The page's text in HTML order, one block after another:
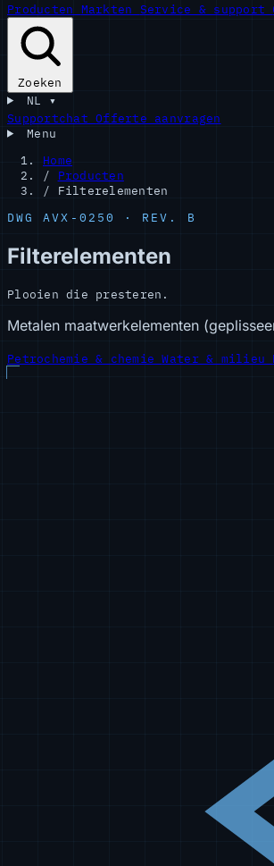
Producten Markten Service & support
Zoeken
NL ▾
SupportchatOfferte aanvragen
Menu
Home
/
Producten
/
Filterelementen
DWG AVX-0250 · REV. B
Filterelementen
Plooien die presteren.
Metalen maatwerkelementen
Petrochemie & chemieWater & milieu